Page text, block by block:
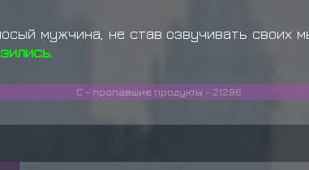
мужчина, не став озвучивать своих
С - пропавшие продукты - 21296